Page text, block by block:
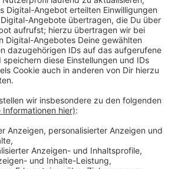
wurden rund 150 Zukunfts- und
– zum Teil sind die Bäume 16
Angebot reicht von Kräutern und
Stauden und Gehölze,
Schnittblumen bis zu
Gartenzubehör.